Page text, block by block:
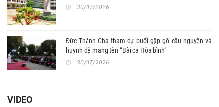
30/07/2026
Đức Thánh Cha tham dự buổi gặp gỡ cầu nguyện và
huynh đệ mang tên “Bài ca Hòa bình”
30/07/2026
VIDEO